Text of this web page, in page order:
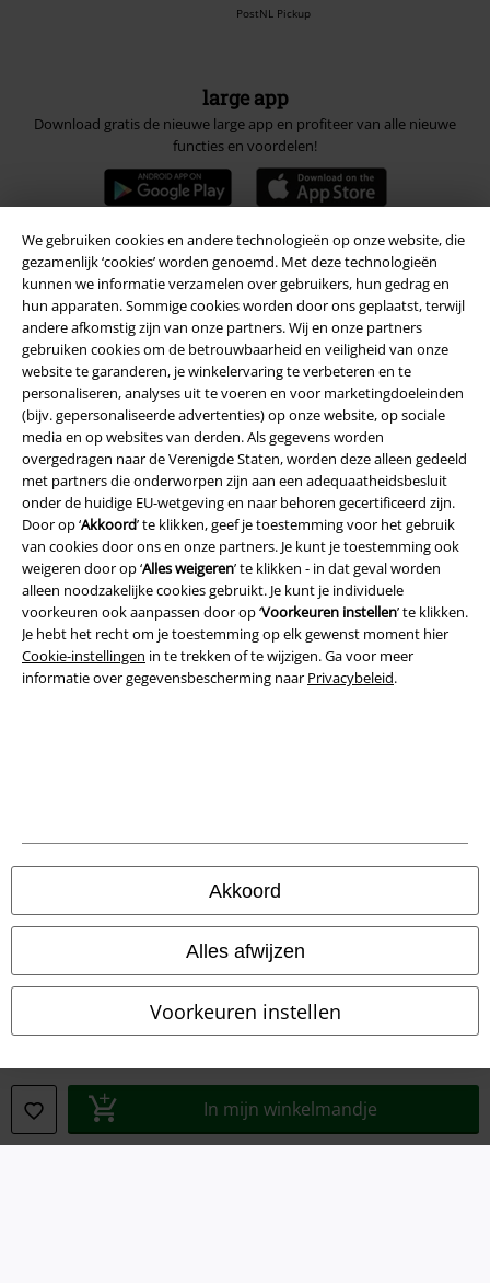
We gebruiken cookies en andere technologieën op onze website, die
gezamenlijk ‘cookies’ worden genoemd. Met deze technologieën
kunnen we informatie verzamelen over gebruikers, hun gedrag en
hun apparaten. Sommige cookies worden door ons geplaatst, terwijl
andere afkomstig zijn van onze partners. Wij en onze partners
gebruiken cookies om de betrouwbaarheid en veiligheid van onze
website te garanderen, je winkelervaring te verbeteren en te
personaliseren, analyses uit te voeren en voor marketingdoeleinden
(bijv. gepersonaliseerde advertenties) op onze website, op sociale
media en op websites van derden. Als gegevens worden
overgedragen naar de Verenigde Staten, worden deze alleen gedeeld
met partners die onderworpen zijn aan een adequaatheidsbesluit
onder de huidige EU-wetgeving en naar behoren gecertificeerd zijn.
Door op ‘Akkoord’ te klikken, geef je toestemming voor het gebruik
van cookies door ons en onze partners. Je kunt je toestemming ook
weigeren door op ‘Alles weigeren’ te klikken - in dat geval worden
alleen noodzakelijke cookies gebruikt. Je kunt je individuele
voorkeuren ook aanpassen door op ‘Voorkeuren instellen’ te klikken.
Je hebt het recht om je toestemming op elk gewenst moment hier
Cookie-instellingen in te trekken of te wijzigen. Ga voor meer
informatie over gegevensbescherming naar Privacybeleid.
Akkoord
Alles afwijzen
Voorkeuren instellen
In mijn winkelmandje
PostNL Pickup
large app
Download gratis de nieuwe large app en profiteer van alle nieuwe
functies en voordelen!
A Warner Music Group Company
Beveiliging
Bedrijfsgegevens
Verklaring van conformiteit
Informatie over toegankelijkheid
Cookie-instellingen
Annuleer bestelling
Alle prijzen incl.wettelijke BTW